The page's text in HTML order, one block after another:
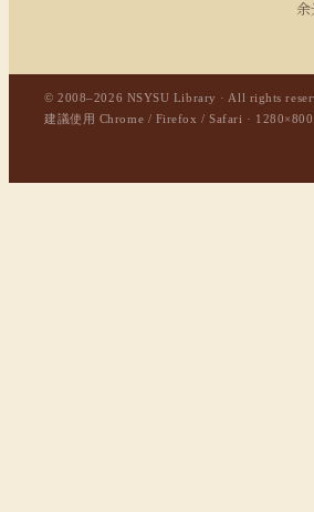
© 2008–2026 NSYSU Library · All rights
建議使用 Chrome / Firefox / Safari ·